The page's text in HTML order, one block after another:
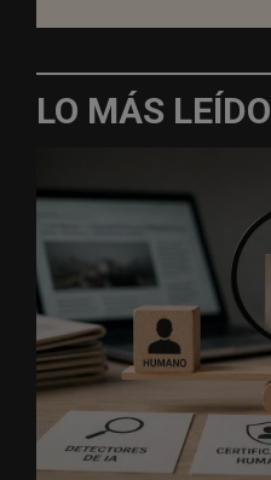
LO MÁS LEÍDO